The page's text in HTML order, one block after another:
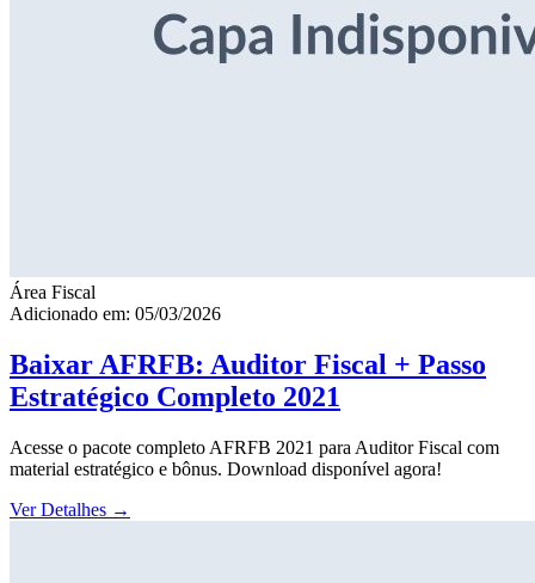
Área Fiscal
Adicionado em: 05/03/2026
Baixar AFRFB: Auditor Fiscal + Passo
Estratégico Completo 2021
Acesse o pacote completo AFRFB 2021 para Auditor Fiscal com
material estratégico e bônus. Download disponível agora!
Ver Detalhes →